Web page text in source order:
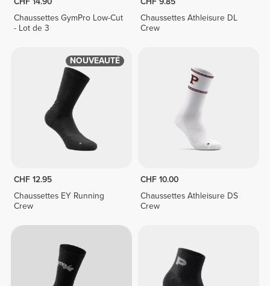
Chaussettes GymPro Low-Cut
- Lot de 3
Chaussettes Athleisure DL
Crew
NOUVEAUTÉ
CHF 12.95
Chaussettes EY Running
Crew
CHF 10.00
Chaussettes Athleisure DS
Crew